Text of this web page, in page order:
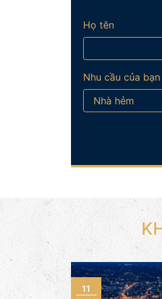
Họ tên
Nhu cầu của bạn
11